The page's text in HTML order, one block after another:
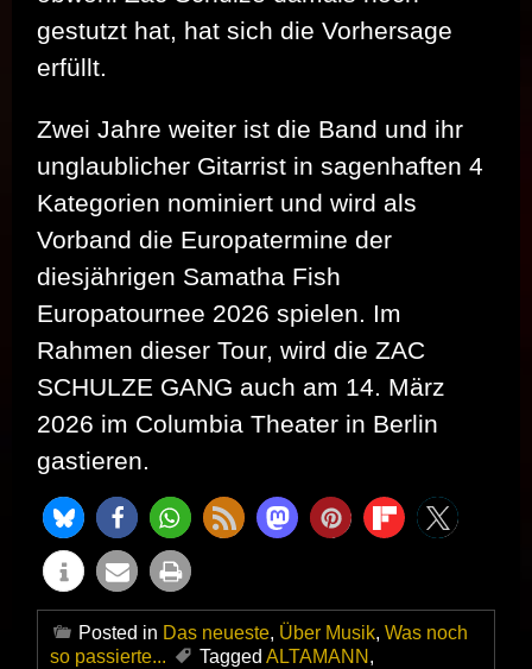
gestutzt hat, hat sich die Vorhersage
erfüllt.
Zwei Jahre weiter ist die Band und ihr
unglaublicher Gitarrist in sagenhaften 4
Kategorien nominiert und wird als
Vorband die Europatermine der
diesjährigen Samatha Fish
Europatournee 2026 spielen. Im
Rahmen dieser Tour, wird die ZAC
SCHULZE GANG auch am 14. März
2026 im Columbia Theater in Berlin
gastieren.
Posted in Das neueste, Über Musik, Was noch
so passierte...
Tagged ALTAMANN ,